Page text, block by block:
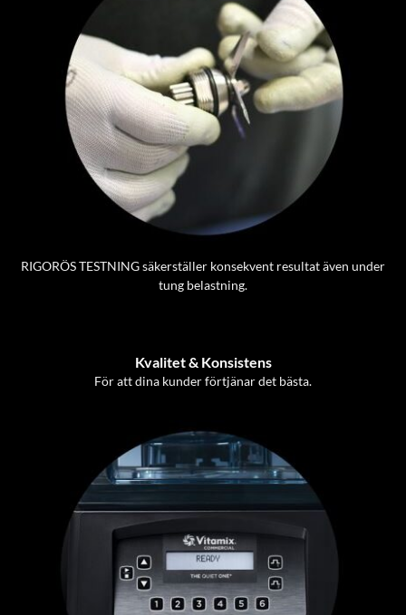
RIGORÖS TESTNING säkerställer konsekvent resultat även under
tung belastning.
Kvalitet & Konsistens
För att dina kunder förtjänar det bästa.